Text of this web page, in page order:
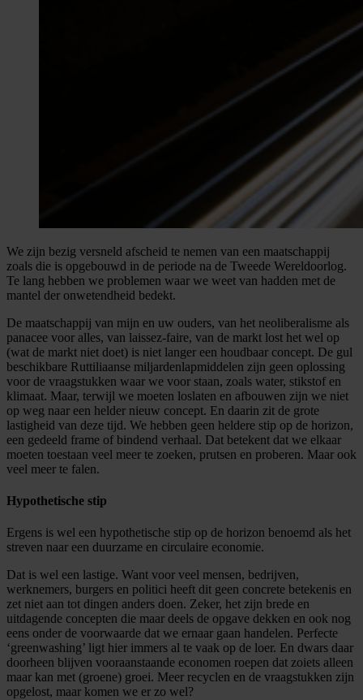
We zijn bezig versneld afscheid te nemen van een maatschappij
zoals die is opgebouwd in de periode na de Tweede Wereldoorlog.
Te lang hebben we problemen waar we weet van hadden met de
mantel der onwetendheid bedekt.
De maatschappij van mijn en uw ouders, van het neoliberalisme als
panacee voor alles, van laissez-faire, van de markt lost het wel op
(wat de markt niet doet) is niet langer een houdbaar concept. De gul
beschikbare Ruttiliaanse miljardenlapmiddelen zijn geen oplossing
voor de vraagstukken waar we voor staan, zoals water, stikstof en
klimaat. Maar, terwijl we moeten loslaten en afbouwen zijn we niet
op weg naar een helder nieuw concept. En daarin zit de grote
lastigheid van deze tijd. We hebben geen heldere stip op de horizon,
een gedeeld frame of bindend verhaal. Dat betekent dat we elkaar
moeten toestaan veel meer te zoeken, prutsen en proberen. Maar ook
veel meer te falen.
Hypothetische stip
Ergens is wel een hypothetische stip op de horizon benoemd als het
streven naar een duurzame en circulaire economie.
Dat is wel een lastige. Want voor veel mensen, bedrijven,
werknemers, burgers en politici heeft dit geen concrete betekenis en
zet niet aan tot dingen anders doen. Zeker, het zijn brede en
uitdagende concepten die maar deels de opgave dekken en ook nog
eens onder de voorwaarde dat we ernaar gaan handelen. Perfecte
‘greenwashing’ ligt hier immers al te vaak op de loer. En dwars daar
doorheen blijven vooraanstaande economen roepen dat zoiets alleen
maar kan met (groene) groei. Meer recyclen en de vraagstukken zijn
opgelost, maar komen we er zo wel?